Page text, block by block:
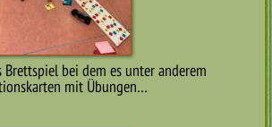
Brettspiel bei dem es unter anderem
mit Übungen…